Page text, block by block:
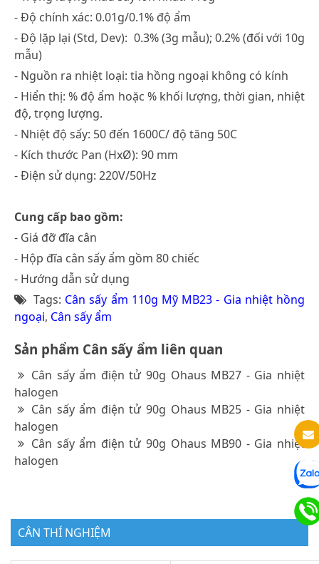
- Độ chính xác: 0.01g/0.1% độ ẩm
- Độ lặp lại (Std, Dev): 0.3% (3g mẫu); 0.2% (đối với 10g
mẫu)
- Nguồn ra nhiệt loại: tia hồng ngoại không có kính
- Hiển thị: % độ ẩm hoặc % khối lượng, thời gian, nhiệt
độ, trọng lượng.
- Nhiệt độ sấy: 50 đến 1600C/ độ tăng 50C
- Kích thước Pan (HxØ): 90 mm
- Điện sử dụng: 220V/50Hz
Cung cấp bao gồm:
- Giá đỡ đĩa cân
- Hộp đĩa cân sấy ẩm gồm 80 chiếc
- Hướng dẫn sử dụng
Tags: Cân sấy ẩm 110g Mỹ MB23 - Gia nhiệt hồng
ngoại, Cân sấy ẩm
Sản phẩm Cân sấy ẩm liên quan
Cân sấy ẩm điện tử 90g Ohaus MB27 - Gia nhiệt
halogen
Cân sấy ẩm điện tử 90g Ohaus MB25 - Gia nhiệt
halogen
Cân sấy ẩm điện tử 90g Ohaus MB90 - Gia nhiệt
halogen
CÂN THÍ NGHIỆM